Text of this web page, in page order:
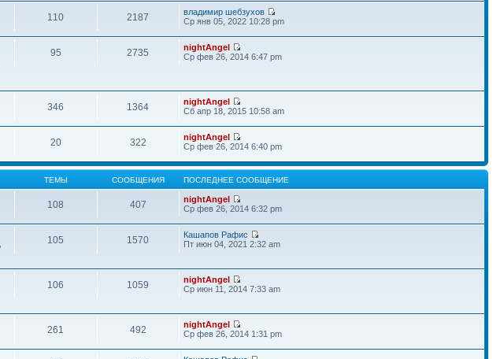
110 2187
владимир шебзухов
Ср янв 05, 2022 10:28 pm
95 2735
nightAngel
Ср фев 26, 2014 6:47 pm
346 1364
nightAngel
Сб апр 18, 2015 10:58 am
20 322
nightAngel
Ср фев 26, 2014 6:40 pm
ТЕМЫ СООБЩЕНИЯ ПОСЛЕДНЕЕ СООБЩЕНИЕ
108 407
nightAngel
Ср фев 26, 2014 6:32 pm
105 1570
Кашапов Рафис
Пт июн 04, 2021 2:32 am
106 1059
nightAngel
Ср июн 11, 2014 7:33 am
261 492
nightAngel
Ср фев 26, 2014 1:31 pm